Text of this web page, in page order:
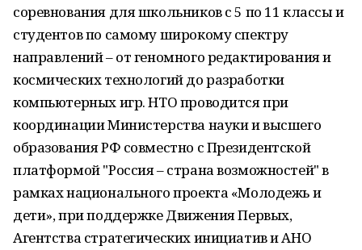
соревнования для школьников с 5 по 11 классы и
студентов по самому широкому спектру
направлений – от геномного редактирования и
космических технологий до разработки
компьютерных игр. НТО проводится при
координации Министерства науки и высшего
образования РФ совместно с Президентской
платформой "Россия – страна возможностей" в
рамках национального проекта «Молодежь и
дети», при поддержке Движения Первых,
Агентства стратегических инициатив и АНО